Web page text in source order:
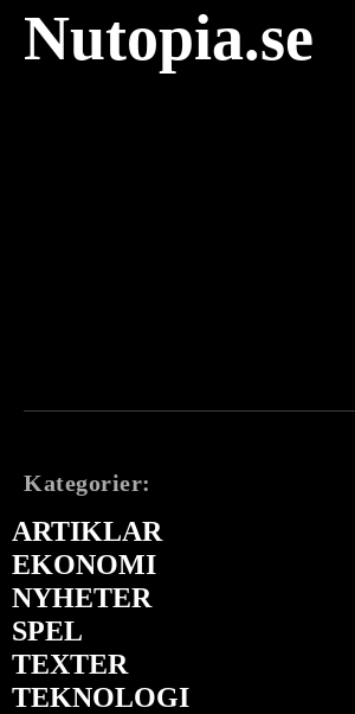
Nutopia.se
Kategorier:
ARTIKLAR
EKONOMI
NYHETER
SPEL
TEXTER
TEKNOLOGI